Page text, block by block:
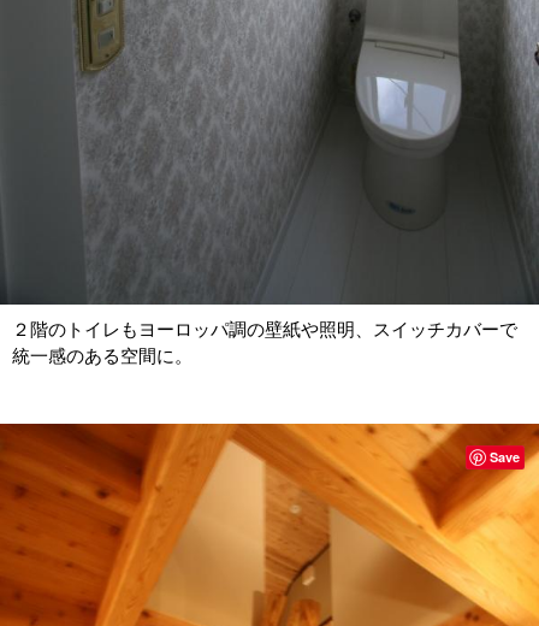
２階のトイレもヨーロッパ調の壁紙や照明、スイッチカバーで
統一感のある空間に。
Save